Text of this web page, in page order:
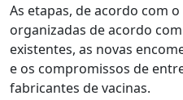
As etapas, de acordo com
organizadas de acordo
existentes, as novas
e os compromissos de
fabricantes de vacinas.